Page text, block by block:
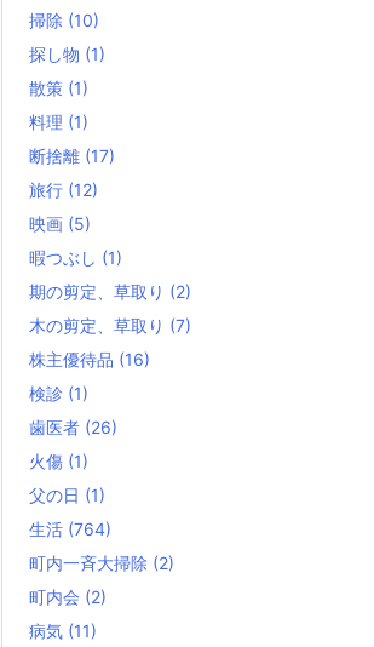
掃除 (10)
探し物 (1)
散策 (1)
料理 (1)
断捨離 (17)
旅行 (12)
映画 (5)
暇つぶし (1)
期の剪定、草取り (2)
木の剪定、草取り (7)
株主優待品 (16)
検診 (1)
歯医者 (26)
火傷 (1)
父の日 (1)
生活 (764)
町内一斉大掃除 (2)
町内会 (2)
病気 (11)